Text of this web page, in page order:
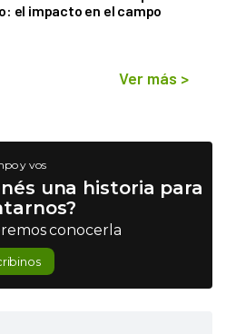
el impacto en el campo
Ver más >
y vos
una historia para
conocerla